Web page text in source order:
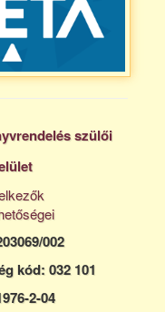
szülői
002
kód: 032 101
2-04